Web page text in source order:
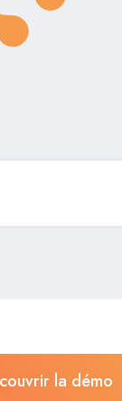
la démo